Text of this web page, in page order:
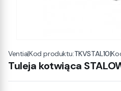
Ventia|Kod produktu:TKVSTAL10|
Tuleja kotwiąca